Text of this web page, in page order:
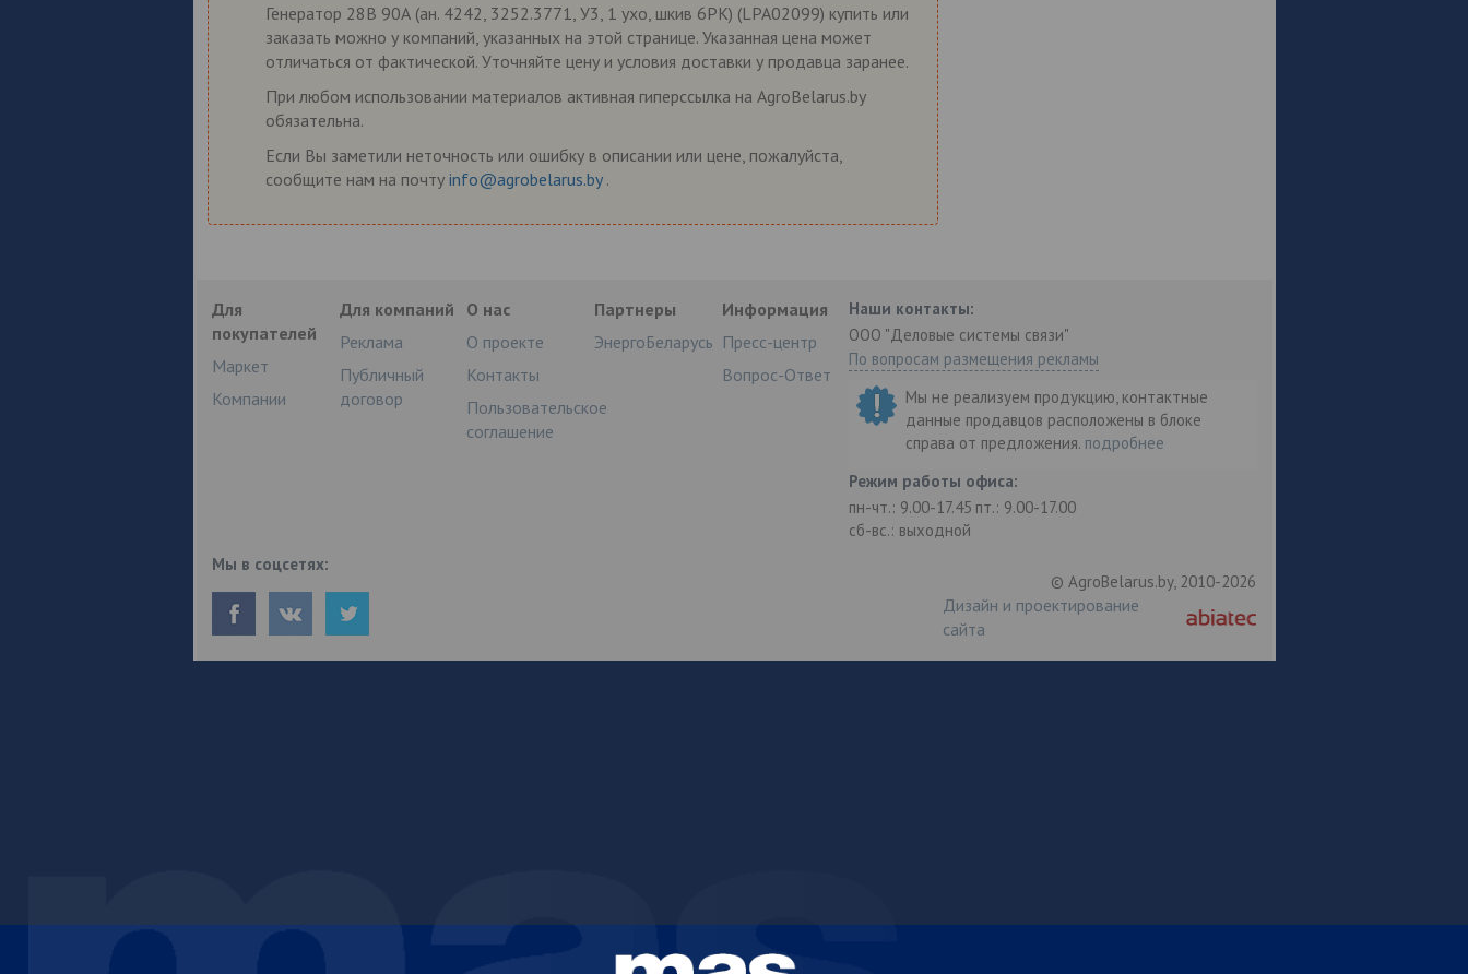
Генератор 28В 90А (ан. 4242, 3252.3771, У3, 1 ухо, шкив 6РК) (LPA02099) купить или
заказать можно у компаний, указанных на этой странице. Указанная цена может
отличаться от фактической. Уточняйте цену и условия доставки у продавца заранее.
При любом использовании материалов активная гиперссылка на AgroBelarus.by
обязательна.
Если Вы заметили неточность или ошибку в описании или цене, пожалуйста,
сообщите нам на почту info@agrobelarus.by .
Для
покупателей
Маркет
Компании
Для компаний
Реклама
Публичный
договор
О нас
О проекте
Контакты
Пользовательское
соглашение
Партнеры
ЭнергоБеларусь
Информация
Пресс-центр
Вопрос-Ответ
Наши контакты:
ООО "Деловые системы связи"
По вопросам размещения рекламы
Мы не реализуем продукцию, контактные
данные продавцов расположены в блоке
справа от предложения. подробнее
Режим работы офиса:
пн-чт.: 9.00-17.45 пт.: 9.00-17.00
сб-вс.: выходной
Мы в соцсетях:
© AgroBelarus.by, 2010-2026
Дизайн и проектирование
сайта